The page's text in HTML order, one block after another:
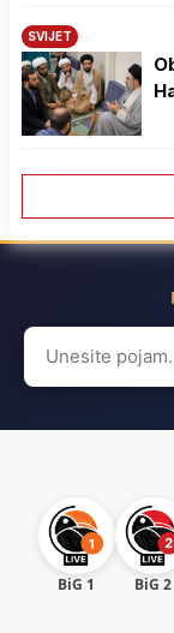
SVIJET
Search
for:
BiG 1 BiG 2